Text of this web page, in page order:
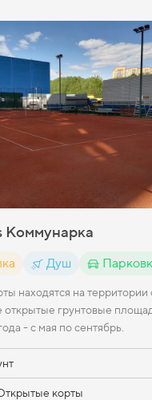
Коммунарка
Душ
находятся на территории
открытые грунтовые
- с мая по сентябрь.
корты